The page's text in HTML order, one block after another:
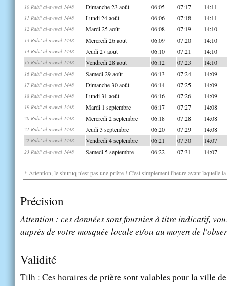
10 Rabi' al-awwal 1448 Dimanche 23 août 06:05 07:17 14:11
11 Rabi' al-awwal 1448 Lundi 24 août 06:06 07:18 14:11
12 Rabi' al-awwal 1448 Mardi 25 août 06:08 07:19 14:10
13 Rabi' al-awwal 1448 Mercredi 26 août 06:09 07:20 14:10
14 Rabi' al-awwal 1448 Jeudi 27 août 06:10 07:21 14:10
15 Rabi' al-awwal 1448 Vendredi 28 août 06:12 07:23 14:10
16 Rabi' al-awwal 1448 Samedi 29 août 06:13 07:24 14:09
17 Rabi' al-awwal 1448 Dimanche 30 août 06:14 07:25 14:09
18 Rabi' al-awwal 1448 Lundi 31 août 06:16 07:26 14:09
19 Rabi' al-awwal 1448 Mardi 1 septembre 06:17 07:27 14:08
20 Rabi' al-awwal 1448 Mercredi 2 septembre 06:18 07:28 14:08
21 Rabi' al-awwal 1448 Jeudi 3 septembre 06:20 07:29 14:08
22 Rabi' al-awwal 1448 Vendredi 4 septembre 06:21 07:30 14:07
23 Rabi' al-awwal 1448 Samedi 5 septembre 06:22 07:31 14:07
* Attention, le shuruq n'est pas une prière ! C'est simplement l'heure avant laquelle
Précision
Attention : ces données sont fournies à titre indicatif,
auprès de votre mosquée locale et/ou au moyen de
Validité
Tilh : Ces horaires de prière sont valables pour la ville